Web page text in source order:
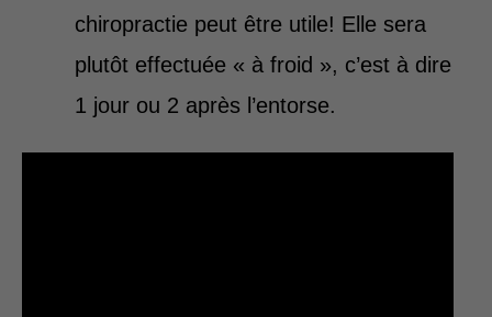
chiropractie peut être utile! Elle sera
plutôt effectuée « à froid », c’est à dire
1 jour ou 2 après l’entorse.